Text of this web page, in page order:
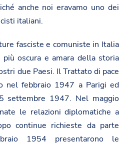
anche noi eravamo uno dei
italiani.
fasciste e comuniste in Italia
oscura e amara della storia
due Paesi. Il Trattato di pace
nel febbraio 1947 a Parigi ed
settembre 1947. Nel maggio
le relazioni diplomatiche a
continue richieste da parte
1954 presentarono le